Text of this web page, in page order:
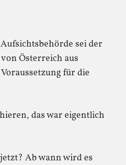
sei der
Österreich aus
für die
das war eigentlich
Ab wann wird es